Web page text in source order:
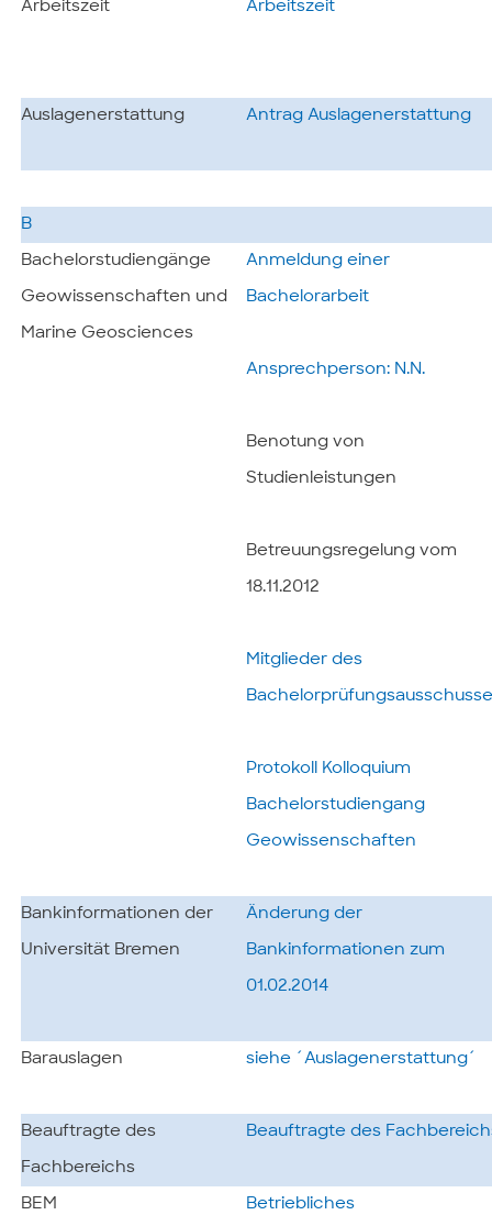
Arbeitszeit Arbeitszeit
Auslagenerstattung Antrag Auslagenerstattung
B
Bachelorstudiengänge
Geowissenschaften und
Marine Geosciences
Anmeldung einer
Bachelorarbeit
Ansprechperson: N.N.
Benotung von
Studienleistungen
Betreuungsregelung vom
18.11.2012
Mitglieder des
Protokoll Kolloquium
Bachelorstudiengang
Geowissenschaften
Bankinformationen der
Universität Bremen
Änderung der
Bankinformationen zum
01.02.2014
Barauslagen siehe ´Auslagenerstattung´
Beauftragte des
Fachbereichs
Beauftragte des
BEM Betriebliches